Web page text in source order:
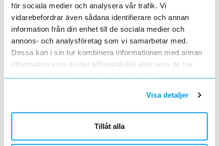
för sociala medier och analysera vår trafik. Vi
vidarebefordrar även sådana identifierare och annan
information från din enhet till de sociala medier och
annons- och analysföretag som vi samarbetar med.
Dessa kan i sin tur kombinera informationen med annan
information som du har tillhandahållit eller som de har
samlat in när du har använt deras tjänster.
Visa detaljer
Tillåt alla
Ball kameror MFZ
lins utomhus
Ball kameror fast
lins utomhus
Visa produkter från alla underliggande kategorier